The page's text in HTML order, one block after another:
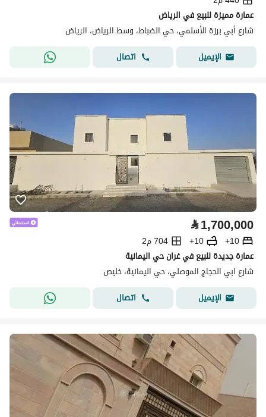
عمارة مميزة للبيع في الرياض
شارع أبي برزة الأسلمي، حي الضباط، وسط الرياض، الرياض
الإيميل
اتصال
⃁1,700,000
10+
10+
704 م2
عمارة جديدة للبيع في غران حي اليمانية
شارع ابي الحجاج الموصلي، حي اليمانية، خليص
الإيميل
اتصال